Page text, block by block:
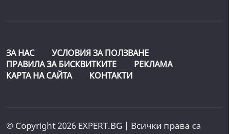
ЗА НАС
УСЛОВИЯ ЗА ПОЛЗВАНЕ
ПРАВИЛА ЗА БИСКВИТКИТЕ
РЕКЛАМА
КАРТА НА САЙТА
КОНТАКТИ
© Copyright 2026 EXPERT.BG | Всички права са